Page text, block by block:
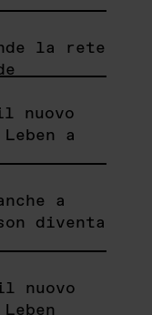
la rete
nuovo
a
a
diventa
nuovo